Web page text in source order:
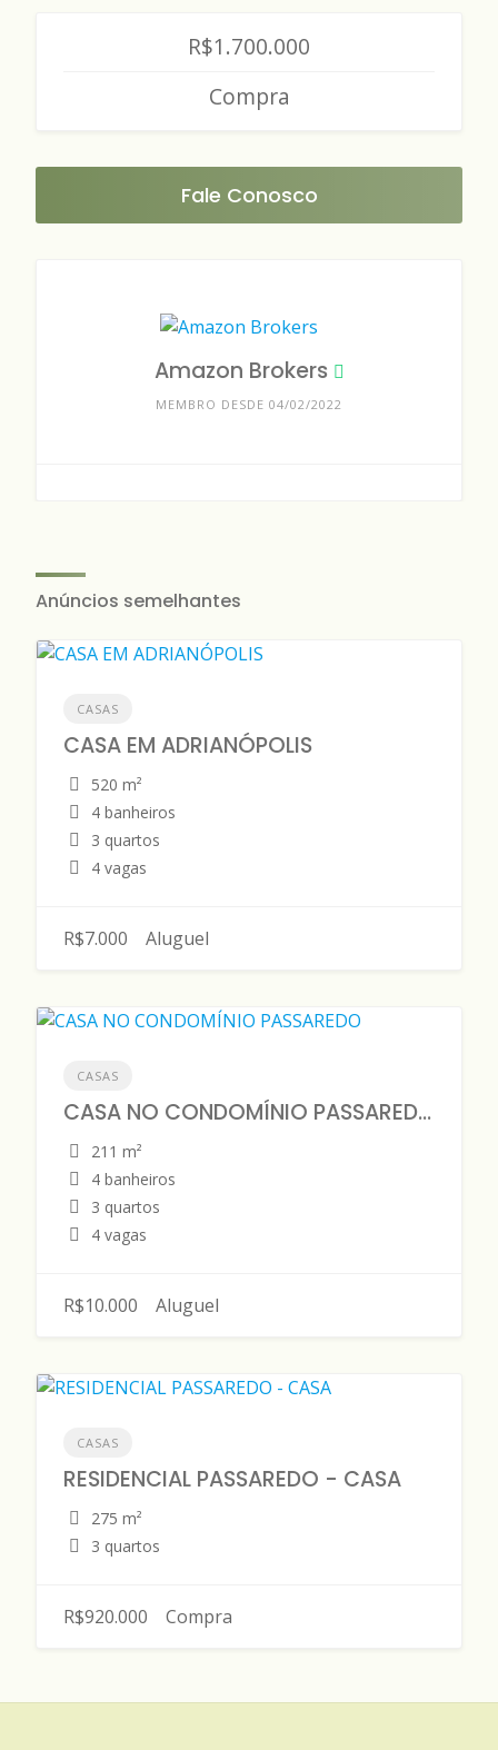
R$1.700.000
Compra
Fale Conosco
Amazon Brokers
MEMBRO DESDE 04/02/2022
Anúncios semelhantes
CASAS
CASA EM ADRIANÓPOLIS
520 m²
4 banheiros
3 quartos
4 vagas
R$7.000 Aluguel
CASAS
CASA NO CONDOMÍNIO PASSAREDO
211 m²
4 banheiros
3 quartos
4 vagas
R$10.000 Aluguel
CASAS
RESIDENCIAL PASSAREDO - CASA
275 m²
3 quartos
R$920.000 Compra